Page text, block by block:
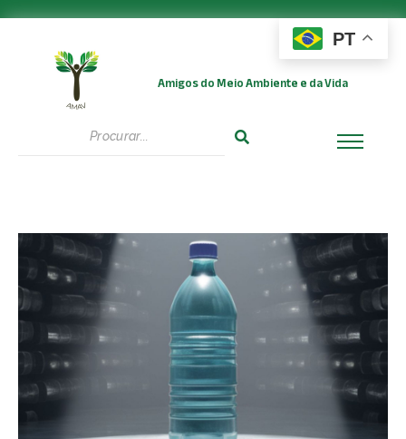
Amigos do Meio Ambiente e da Vida
PT